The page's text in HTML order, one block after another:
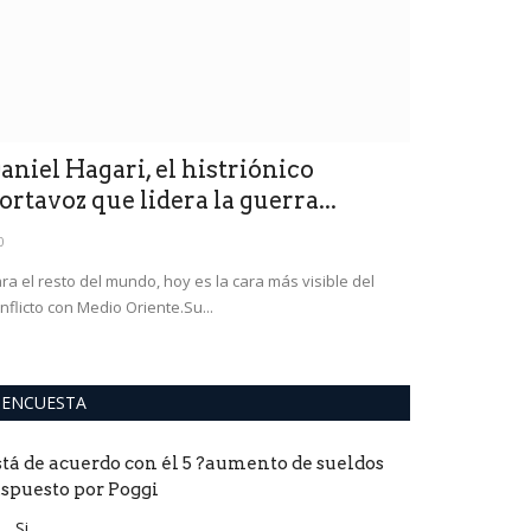
Hagari, el histriónico
que lidera la guerra...
el resto del mundo, hoy es la cara más visible del
con Medio Oriente.Su...
ENCUESTA
de acuerdo con él 5 ?aumento de sueldos
por Poggi